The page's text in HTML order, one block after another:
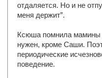
отдаляется. Но и не
меня держит”.
Ксюша помнила мамины
нужен, кроме Саши.
периодические
поведение.